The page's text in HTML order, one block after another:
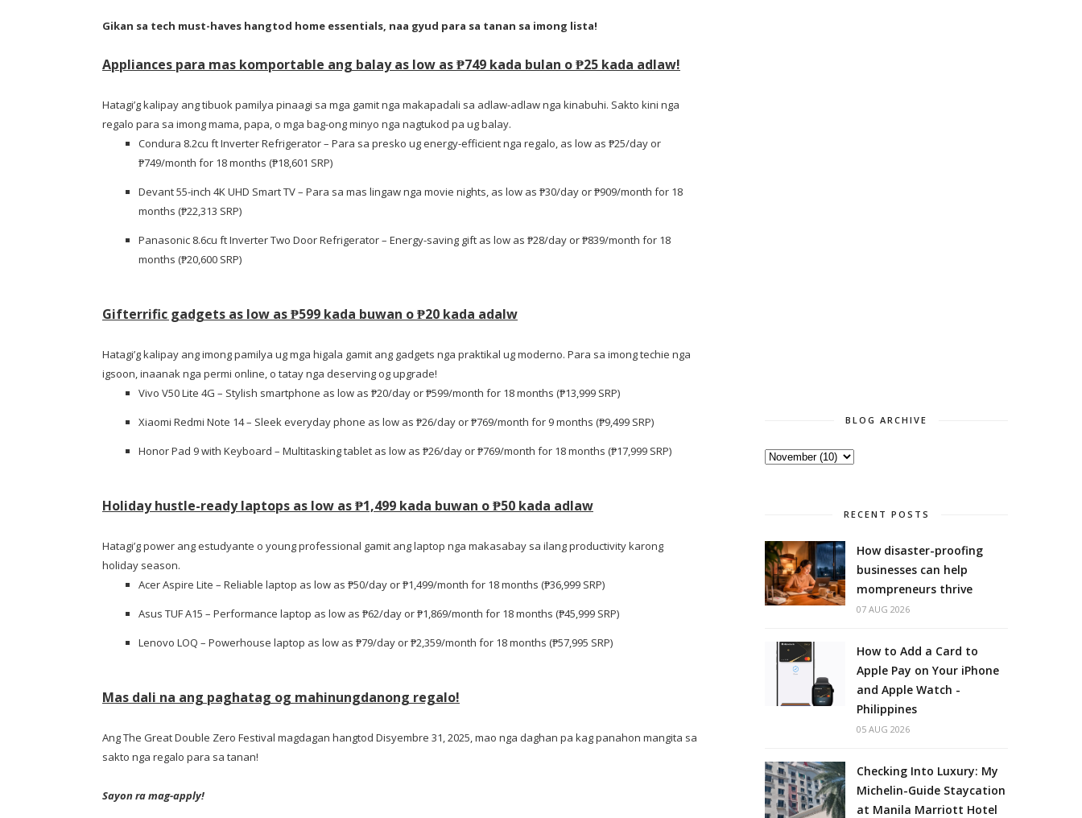
Gikan sa tech must-haves hangtod home essentials, naa gyud para sa tanan sa imong lista!
Appliances para mas komportable ang balay as low as ₱749 kada bulan o ₱25 kada adlaw!
Hatagi’g kalipay ang tibuok pamilya pinaagi sa mga gamit nga makapadali sa adlaw-adlaw nga kinabuhi. Sakto kini nga
regalo para sa imong mama, papa, o mga bag-ong minyo nga nagtukod pa ug balay.
Condura 8.2cu ft Inverter Refrigerator – Para sa presko ug energy-efficient nga regalo, as low as ₱25/day or
₱749/month for 18 months (₱18,601 SRP)
Devant 55-inch 4K UHD Smart TV – Para sa mas lingaw nga movie nights, as low as ₱30/day or ₱909/month for 18
months (₱22,313 SRP)
Panasonic 8.6cu ft Inverter Two Door Refrigerator – Energy-saving gift as low as ₱28/day or ₱839/month for 18
months (₱20,600 SRP)
Gifterrific gadgets as low as ₱599 kada buwan o ₱20 kada adalw
Hatagi’g kalipay ang imong pamilya ug mga higala gamit ang gadgets nga praktikal ug moderno. Para sa imong techie nga
igsoon, inaanak nga permi online, o tatay nga deserving og upgrade!
Vivo V50 Lite 4G – Stylish smartphone as low as ₱20/day or ₱599/month for 18 months (₱13,999 SRP)
Xiaomi Redmi Note 14 – Sleek everyday phone as low as ₱26/day or ₱769/month for 9 months (₱9,499 SRP)
Honor Pad 9 with Keyboard – Multitasking tablet as low as ₱26/day or ₱769/month for 18 months (₱17,999 SRP)
Holiday hustle-ready laptops as low as ₱1,499 kada buwan o ₱50 kada adlaw
Hatagi’g power ang estudyante o young professional gamit ang laptop nga makasabay sa ilang productivity karong
holiday season.
Acer Aspire Lite – Reliable laptop as low as ₱50/day or ₱1,499/month for 18 months (₱36,999 SRP)
Asus TUF A15 – Performance laptop as low as ₱62/day or ₱1,869/month for 18 months (₱45,999 SRP)
Lenovo LOQ – Powerhouse laptop as low as ₱79/day or ₱2,359/month for 18 months (₱57,995 SRP)
Mas dali na ang paghatag og mahinungdanong regalo!
Ang The Great Double Zero Festival magdagan hangtod Disyembre 31, 2025, mao nga daghan pa kag panahon mangita sa
sakto nga regalo para sa tanan!
Sayon ra mag-apply!
BLOG ARCHIVE
RECENT POSTS
How disaster-proofing
businesses can help
mompreneurs thrive
07 AUG 2026
How to Add a Card to
Apple Pay on Your iPhone
and Apple Watch -
Philippines
05 AUG 2026
Checking Into Luxury: My
Michelin-Guide Staycation
at Manila Marriott Hotel